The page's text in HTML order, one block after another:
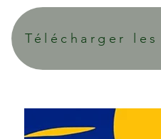
Télécharger